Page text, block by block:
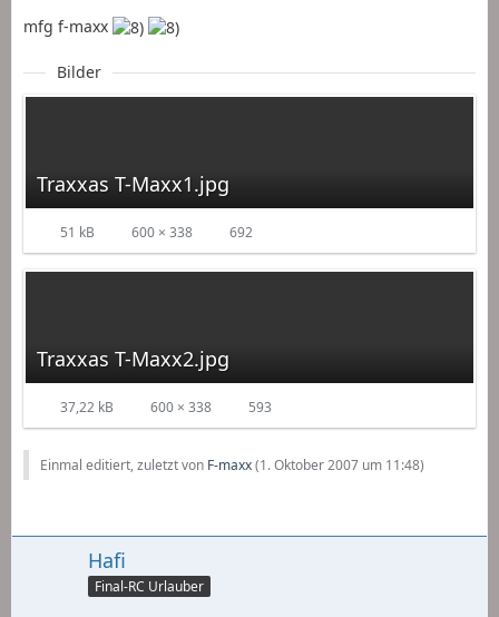
mfg f-maxx
Bilder
Traxxas T-Maxx1.jpg
51 kB 600 × 338 692
Traxxas T-Maxx2.jpg
37,22 kB 600 × 338 593
Einmal editiert, zuletzt von F-maxx(1. Oktober 2007 um 11:48)
Hafi
Final-RC Urlauber